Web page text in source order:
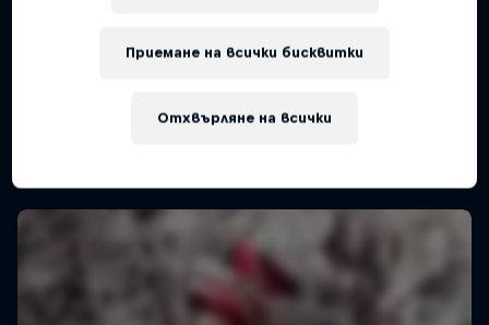
Отхвърляне на всички
Приемане на всички бисквитки